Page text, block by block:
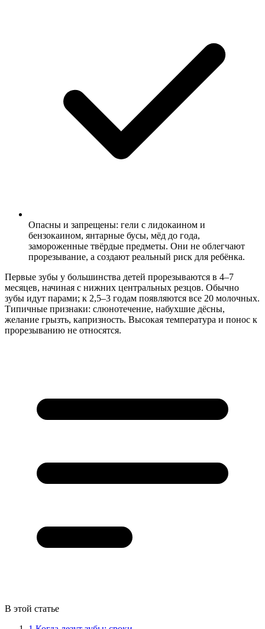
Опасны и запрещены: гели с лидокаином и
бензокаином, янтарные бусы, мёд до года,
замороженные твёрдые предметы. Они не облегчают
прорезывание, а создают реальный риск для ребёнка.
Первые зубы у большинства детей прорезываются в 4–7
месяцев, начиная с нижних центральных резцов. Обычно
зубы идут парами; к 2,5–3 годам появляются все 20 молочных.
Типичные признаки: слюнотечение, набухшие дёсны,
желание грызть, капризность. Высокая температура и понос к
прорезыванию не относятся.
В этой статье